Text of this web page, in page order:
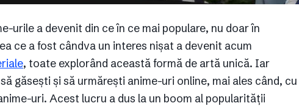
urile a devenit din ce în ce mai populare, nu doar în
ce a fost cândva un interes nișat a devenit acum
, toate explorând această formă de artă unică. Iar
găsești și să urmărești anime-uri online, mai ales când, cu
uri. Acest lucru a dus la un boom al popularității